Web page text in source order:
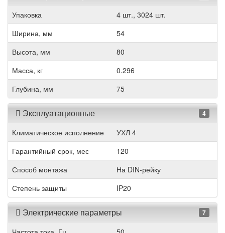
Упаковка
4 шт., 3024 шт.
Ширина, мм
54
Высота, мм
80
Масса, кг
0.296
Глубина, мм
75
Эксплуатационные 4
Климатическое исполнение
УХЛ 4
Гарантийный срок, мес
120
Способ монтажа
На DIN-рейку
Степень защиты
IP20
Электрические параметры 7